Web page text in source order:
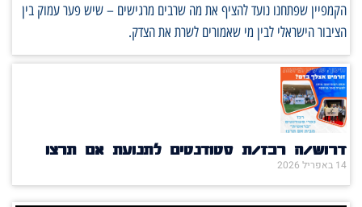
הקמפיין שפתחנו נועד להציף את מה שרבים מרגישים – שיש פער עמוק בין
הציבור הישראלי לבין מי שאמורים לשרת את הצדק.
דרוש/ה רכז/ת סטודנטים לתנועת אם תרצו
14 באפריל 2026